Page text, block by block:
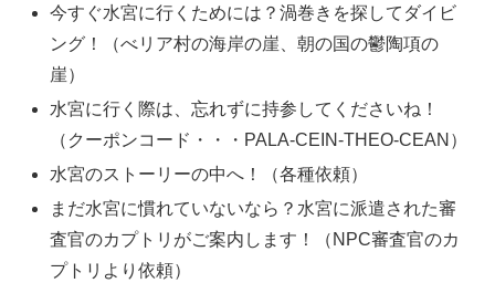
今すぐ水宮に行くためには？渦巻きを探してダイビ
ング！（べリア村の海岸の崖、朝の国の鬱陶項の
崖）
水宮に行く際は、忘れずに持参してくださいね！
（クーポンコード・・・PALA-CEIN-THEO-CEAN）
水宮のストーリーの中へ！（各種依頼）
まだ水宮に慣れていないなら？水宮に派遣された審
査官のカプトリがご案内します！（NPC審査官のカ
プトリより依頼）